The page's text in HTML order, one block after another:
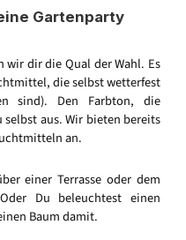
Gartenparty
wir dir die Qual der Wahl. Es
die selbst wetterfest
sind). Den Farbton, die
aus. Wir bieten bereits
an.
einer Terrasse oder dem
Du beleuchtest einen
Baum damit.